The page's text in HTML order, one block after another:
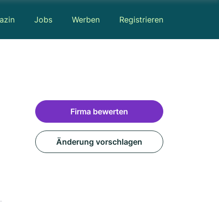
Jobs Werben Registrieren
Firma bewerten
Änderung vorschlagen